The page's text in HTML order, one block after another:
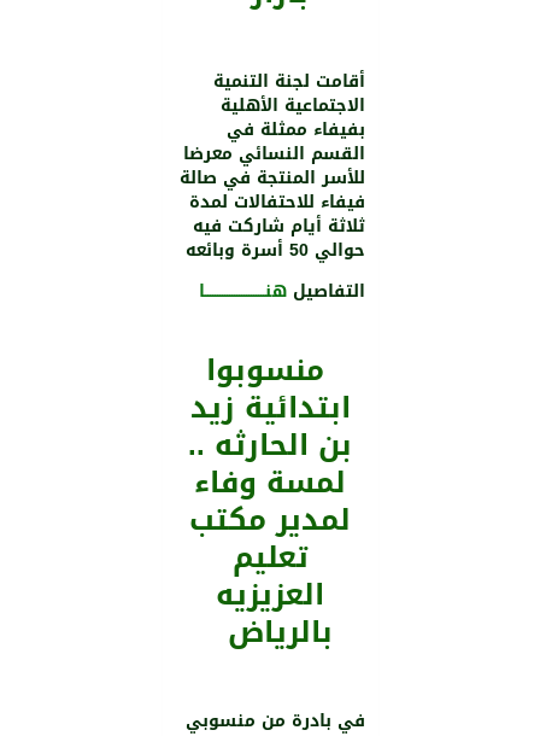
أقامت لجنة التنمية
الاجتماعية الأهلية
بفيفاء ممثلة في
القسم النسائي معرضا
للأسر المنتجة في صالة
فيفاء للاحتفالات لمدة
ثلاثة أيام شاركت فيه
حوالي 50 أسرة وبائعه
التفاصيلهنـــــــــــــــــــــــــا
منسوبوا
ابتدائية زيد
بن الحارثه ..
لمسة وفاء
لمدير مكتب
تعليم
العزيزيه
بالرياض
في بادرة من منسوبي